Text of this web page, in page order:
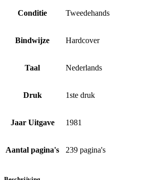
Conditie Tweedehands
Bindwijze Hardcover
Taal Nederlands
Druk 1ste druk
Jaar Uitgave 1981
Aantal pagina's 239 pagina's